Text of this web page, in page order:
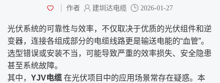
作者 建圳达电缆 2026-01-27
光伏系统的可靠性与效率，不仅取决于优质的光伏组件和逆
变器，连接各组成部分的电缆线路更是输送电能的“血管”。
选型错误或安装不当，可能导致严重的效率损失、安全隐患
甚至系统故障。
其中， YJV电缆 ​ 在光伏项目中的应用场景常存在疑惑。本